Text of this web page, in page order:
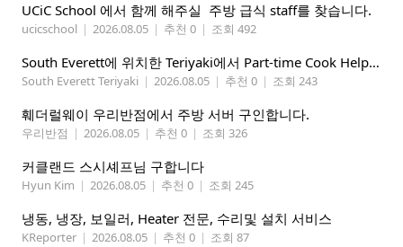
UCiC School 에서 함께 해주실 주방 급식 staff를 찾습니다.
ucicschool | 2026.08.05 | 추천 0 | 조회 492
South Everett에 위치한 Teriyaki에서 Part-time Cook Helper 구합니다. Mon-Sat, 4:00 pm-8:30 pm
South Everett Teriyaki | 2026.08.05 | 추천 0 | 조회 243
훼더럴웨이 우리반점에서 주방 서버 구인합니다.
우리반점 | 2026.08.05 | 추천 0 | 조회 326
커클랜드 스시셰프님 구합니다
Hyun Kim | 2026.08.05 | 추천 0 | 조회 245
냉동, 냉장, 보일러, Heater 전문, 수리및 설치 서비스
KReporter | 2026.08.05 | 추천 0 | 조회 87